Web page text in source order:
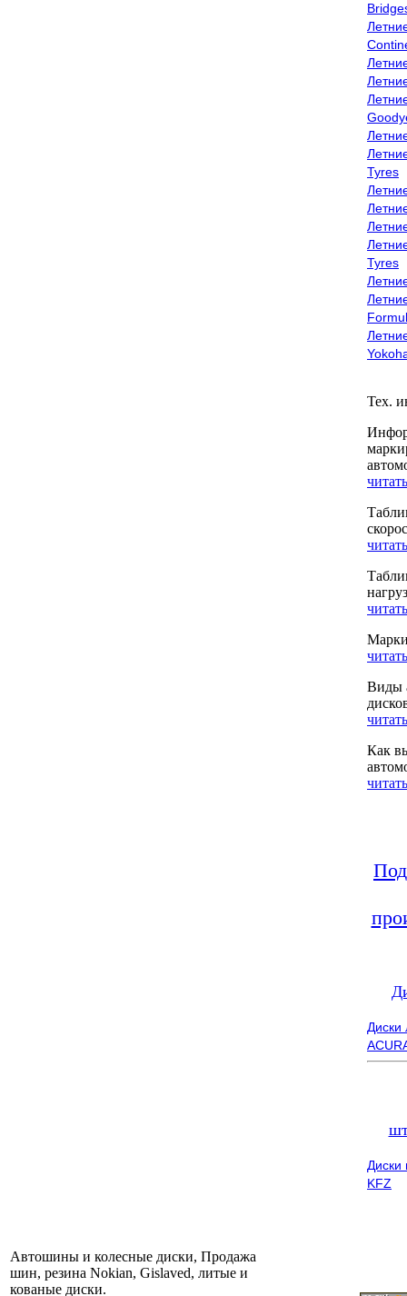
Tyres
Tyres
Тех.
Виды
Как
Диски
KFZ
Автошины и колесные диски, Продажа
шин, резина Nokian, Gislaved, литые и
кованые диски.